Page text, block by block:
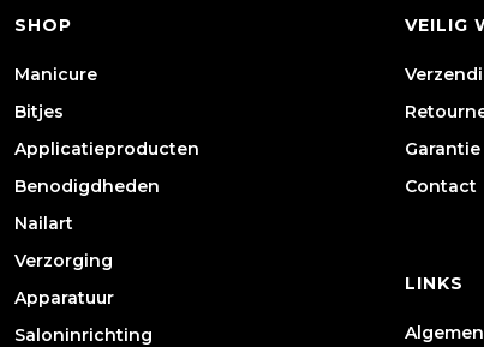
SHOP
Manicure
Bitjes
Applicatieproducten
Benodigdheden
Nailart
Verzorging
Apparatuur
Saloninrichting
VEILIG
Garantie
Contact
LINKS